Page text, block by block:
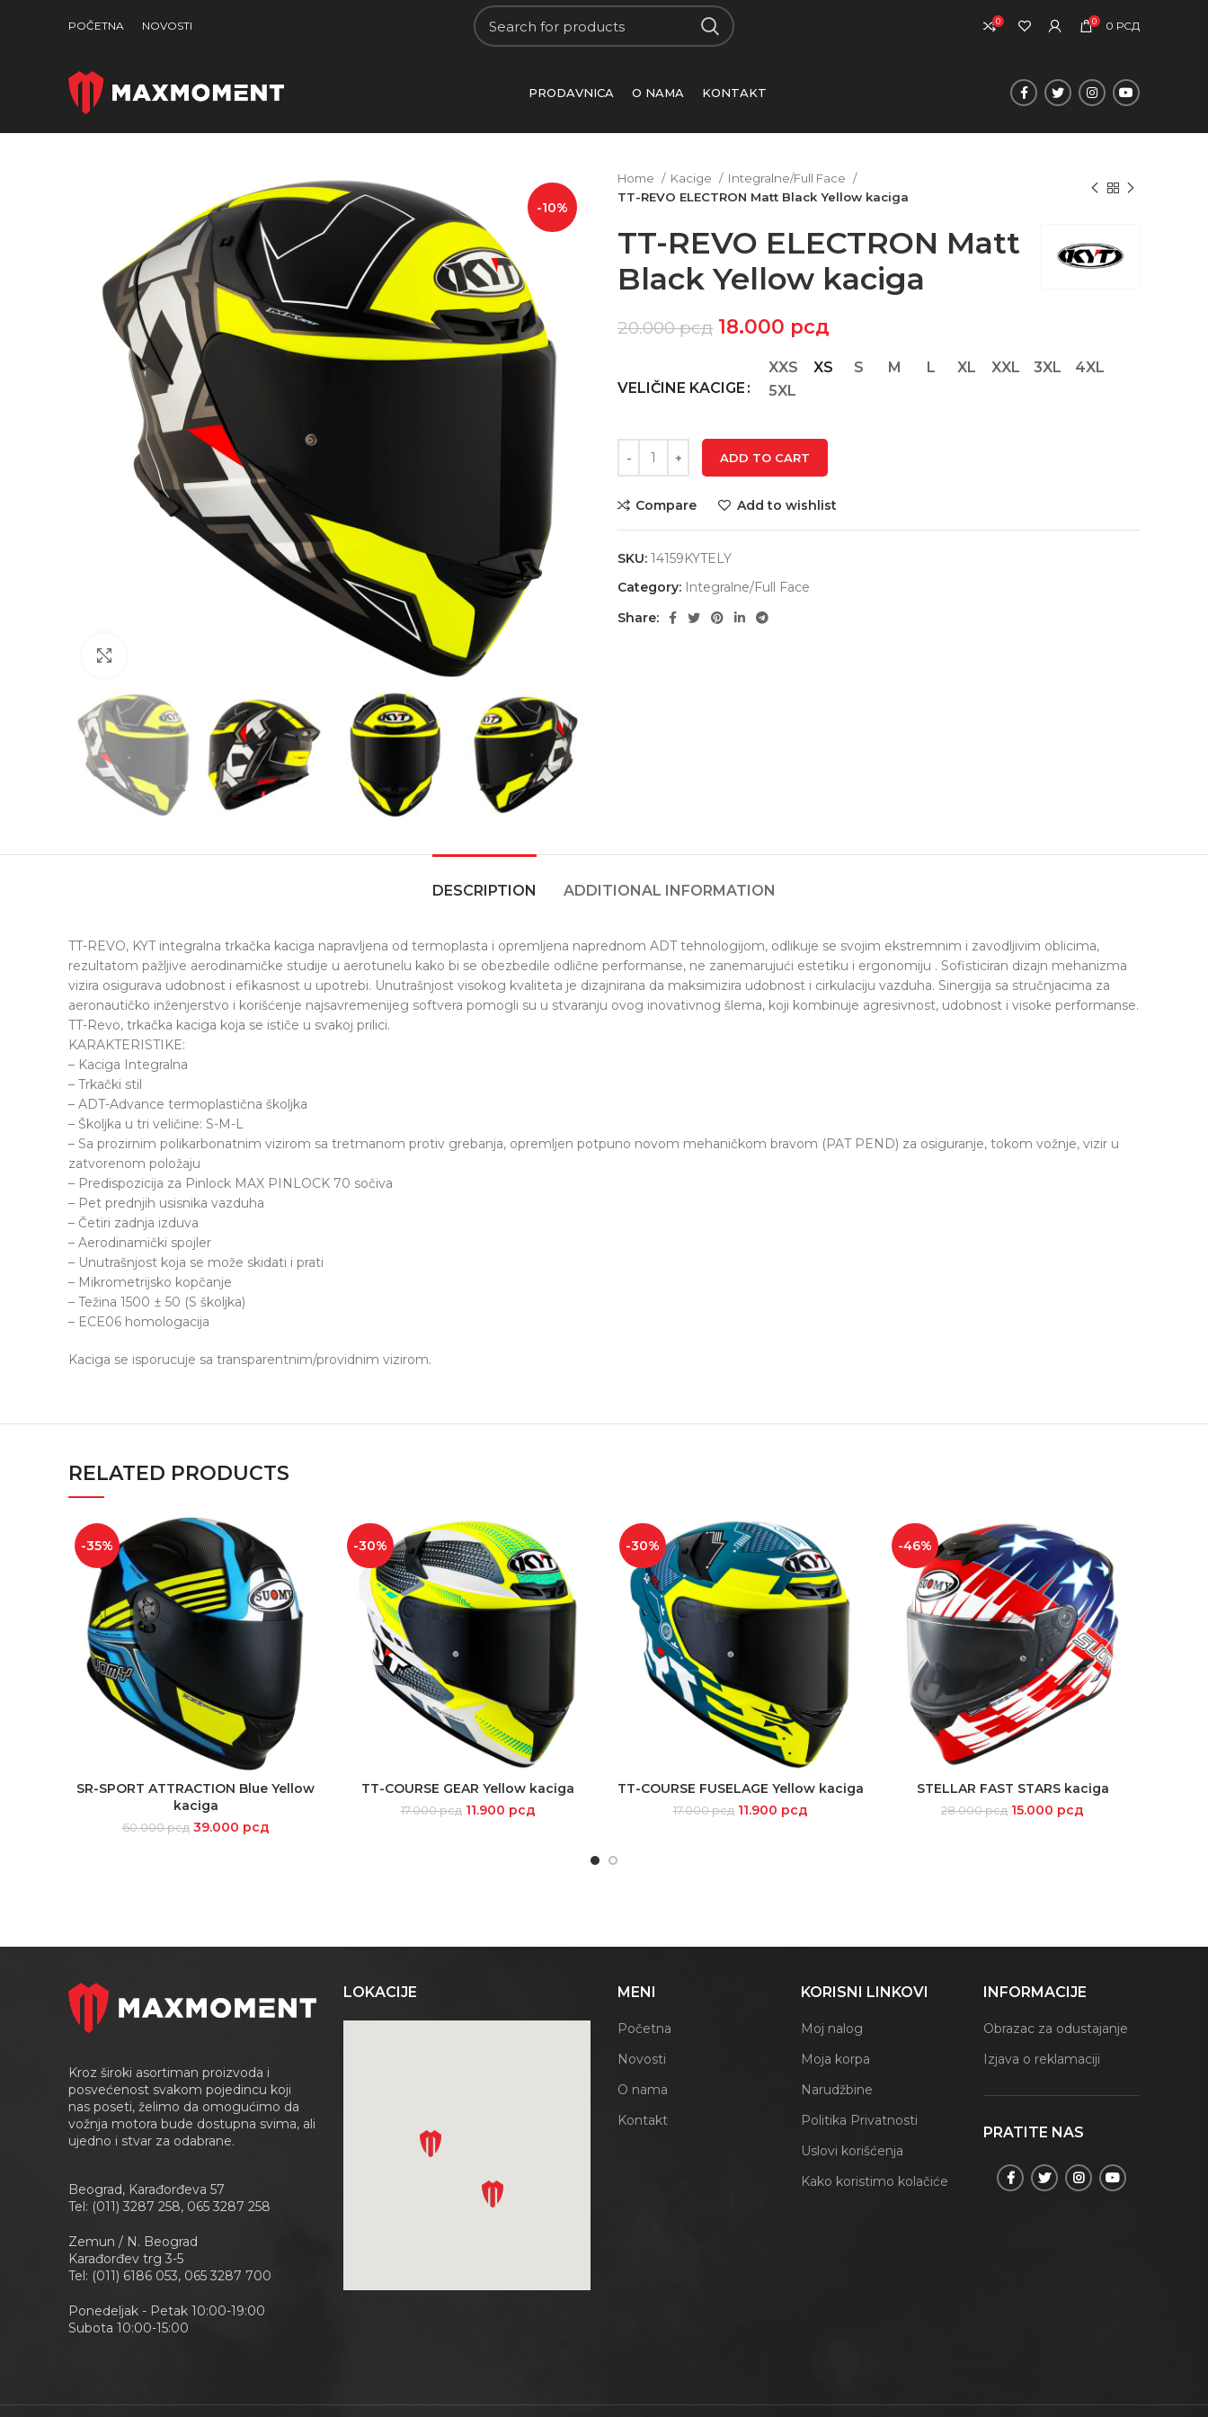
POČETNA NOVOSTI 0 0 0 РСД
PRODAVNICA O NAMA KONTAKT
-10%
Home Kacige
Integralne/Full Face
TT-REVO ELECTRON Matt Black Yellow kaciga
TT-REVO ELECTRON Matt
Black Yellow kaciga
20.000рсд 18.000 рсд
VELIČINE KACIGE
XXS XS S M L XL XXL 3XL
4XL
5XL
ADD TO CART
Compare Add to wishlist
SKU: 14159KYTELY
Category: Integralne/Full Face
Share:
DESCRIPTION ADDITIONAL INFORMATION
TT-REVO, KYT integralna trkačka kaciga napravljena od termoplasta i opremljena naprednom ADT tehnologijom, odlikuje se svojim ekstremnim i zavodljivim oblicima,
rezultatom pažljive aerodinamičke studije u aerotunelu kako bi se obezbedile odlične performanse, ne zanemarujući estetiku i ergonomiju . Sofisticiran dizajn mehanizma
vizira osigurava udobnost i efikasnost u upotrebi. Unutrašnjost visokog kvaliteta je dizajnirana da maksimizira udobnost i cirkulaciju vazduha. Sinergija sa stručnjacima za
aeronautičko inženjerstvo i korišćenje najsavremenijeg softvera pomogli su u stvaranju ovog inovativnog šlema, koji kombinuje agresivnost, udobnost i visoke performanse.
TT-Revo, trkačka kaciga koja se ističe u svakoj prilici.
KARAKTERISTIKE:
– Kaciga Integralna
– Trkački stil
– ADT-Advance termoplastična školjka
– Školjka u tri veličine: S-M-L
– Sa prozirnim polikarbonatnim vizirom sa tretmanom protiv grebanja, opremljen potpuno novom mehaničkom bravom (PAT PEND) za osiguranje, tokom vožnje, vizir u
zatvorenom položaju
– Predispozicija za Pinlock MAX PINLOCK 70 sočiva
– Pet prednjih usisnika vazduha
– Četiri zadnja izduva
– Aerodinamički spojler
– Unutrašnjost koja se može skidati i prati
– Mikrometrijsko kopčanje
– Težina 1500 ± 50 (S školjka)
– ECE06 homologacija
Kaciga se isporucuje sa transparentnim/providnim vizirom.
RELATED PRODUCTS
-35%
SELECT OPTIONS
SR-SPORT ATTRACTION Blue Yellow
kaciga
60.000рсд 39.000 рсд
-30%
SELECT OPTIONS
TT-COURSE GEAR Yellow kaciga
17.000рсд 11.900 рсд
-30%
SELECT OPTIONS
TT-COURSE FUSELAGE Yellow kaciga
17.000рсд 11.900 рсд
-46%
SELECT OPTIONS
STELLAR FAST STARS kaciga
28.000рсд 15.000 рсд
Kroz široki asortiman proizvoda i
posvećenost svakom pojedincu koji
nas poseti, želimo da omogućimo da
vožnja motora bude dostupna svima, ali
ujedno i stvar za odabrane.
Beograd, Karađorđeva 57
Tel: (011) 3287 258, 065 3287 258
Zemun / N. Beograd
Karađorđev trg 3-5
Tel: (011) 6186 053, 065 3287 700
Ponedeljak - Petak 10:00-19:00
Subota 10:00-15:00
LOKACIJE MENI
Početna
Novosti
O nama
Kontakt
KORISNI LINKOVI
Moj nalog
Moja korpa
Narudžbine
Politika Privatnosti
Uslovi korišćenja
Kako koristimo kolačiće
INFORMACIJE
Obrazac za odustajanje
Izjava o reklamaciji
PRATITE NAS